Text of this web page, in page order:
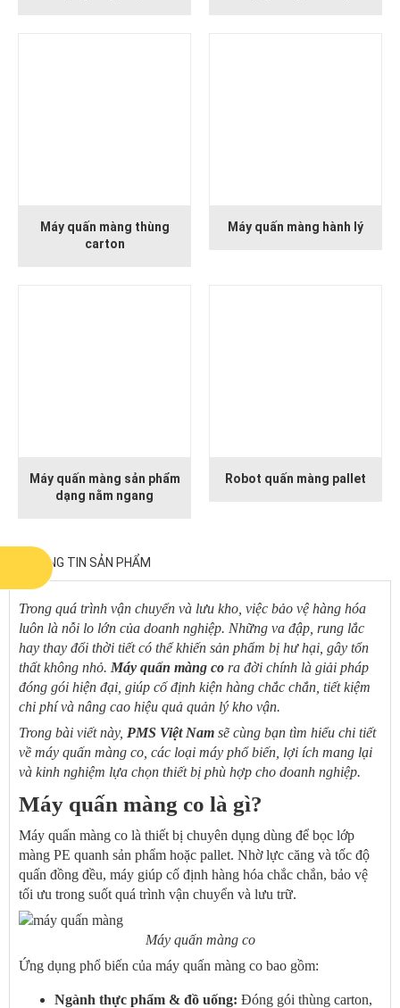
Máy quấn màng thùng
carton
Máy quấn màng hành lý
Máy quấn màng sản phẩm
dạng nằm ngang
Robot quấn màng pallet
THÔNG TIN SẢN PHẨM
Trong quá trình vận chuyển và lưu kho, việc bảo vệ hàng hóa
luôn là nỗi lo lớn của doanh nghiệp. Những va đập, rung lắc
hay thay đổi thời tiết có thể khiến sản phẩm bị hư hại, gây tổn
thất không nhỏ. Máy quấn màng co ra đời chính là giải pháp
đóng gói hiện đại, giúp cố định kiện hàng chắc chắn, tiết kiệm
chi phí và nâng cao hiệu quả quản lý kho vận.
Trong bài viết này, PMS Việt Nam sẽ cùng bạn tìm hiểu chi tiết
về máy quấn màng co, các loại máy phổ biến, lợi ích mang lại
và kinh nghiệm lựa chọn thiết bị phù hợp cho doanh nghiệp.
Máy quấn màng co là gì?
Máy quấn màng co là thiết bị chuyên dụng dùng để bọc lớp
màng PE quanh sản phẩm hoặc pallet. Nhờ lực căng và tốc độ
quấn đồng đều, máy giúp cố định hàng hóa chắc chắn, bảo vệ
tối ưu trong suốt quá trình vận chuyển và lưu trữ.
Máy quấn màng co
Ứng dụng phổ biến của máy quấn màng co bao gồm:
Ngành thực phẩm & đồ uống: Đóng gói thùng carton,